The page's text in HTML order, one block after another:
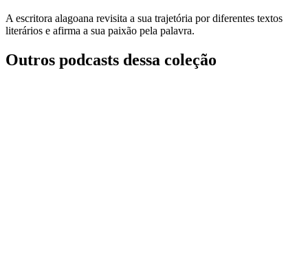
A escritora alagoana revisita a sua trajetória por diferentes textos
literários e afirma a sua paixão pela palavra.
Outros podcasts dessa coleção